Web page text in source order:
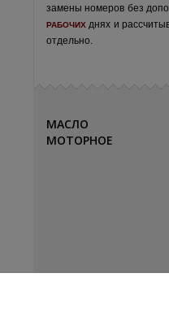
замены номеров без
РАБОЧИХ днях и
отдельно.
МАСЛО
МОТОРНОЕ